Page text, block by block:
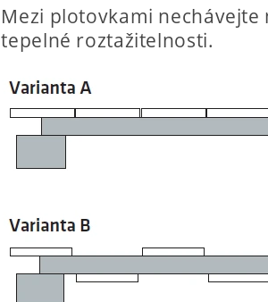
Mezi plotovkami
tepelné roztažitelnosti.